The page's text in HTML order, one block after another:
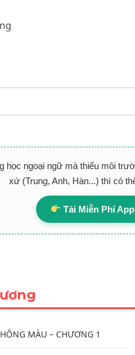
học ngoại ngữ mà thiếu môi
xứ (Trung, Anh, Hàn...) thì có
Tải Miễn Phí
MÀU – CHƯƠNG 1